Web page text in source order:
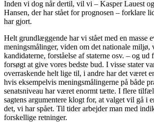
Inden vi dog når dertil, vil vi – Kasper Lauest
Hansen, der har stået for prognosen – forklare
har gjort.
Helt grundlæggende har vi stået med en masse
meningsmålinger, viden om det nationale miljø,
kandidaterne, forståelse af staterne osv. – og ud
forsøgt at give vores bedste bud. I visse stater
overraskende helt lige til, i andre har det været
hvis eksempelvis meningsmålingerne på både
senatsniveau har været enormt tætte. I flere
sagtens argumentere klogt for, at valget vil gå i
det, vi har spået. Til tider arbejder man med
forskellige retninger.